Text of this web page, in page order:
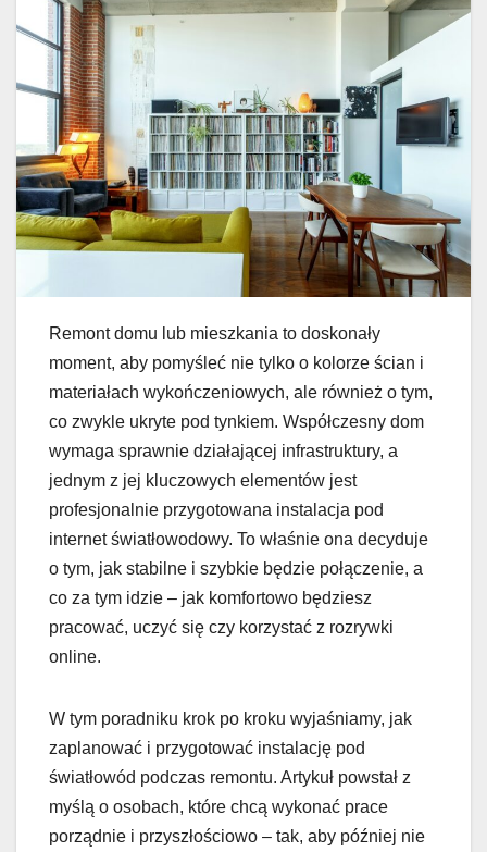
Remont domu lub mieszkania to doskonały
moment, aby pomyśleć nie tylko o kolorze ścian i
materiałach wykończeniowych, ale również o tym,
co zwykle ukryte pod tynkiem. Współczesny dom
wymaga sprawnie działającej infrastruktury, a
jednym z jej kluczowych elementów jest
profesjonalnie przygotowana instalacja pod
internet światłowodowy. To właśnie ona decyduje
o tym, jak stabilne i szybkie będzie połączenie, a
co za tym idzie – jak komfortowo będziesz
pracować, uczyć się czy korzystać z rozrywki
online.
W tym poradniku krok po kroku wyjaśniamy, jak
zaplanować i przygotować instalację pod
światłowód podczas remontu. Artykuł powstał z
myślą o osobach, które chcą wykonać prace
porządnie i przyszłościowo – tak, aby później nie